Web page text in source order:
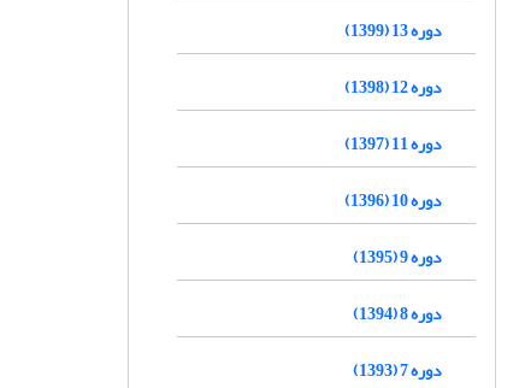
دوره 13 (1399)
دوره 12 (1398)
دوره 11 (1397)
دوره 10 (1396)
دوره 9 (1395)
دوره 8 (1394)
دوره 7 (1393)